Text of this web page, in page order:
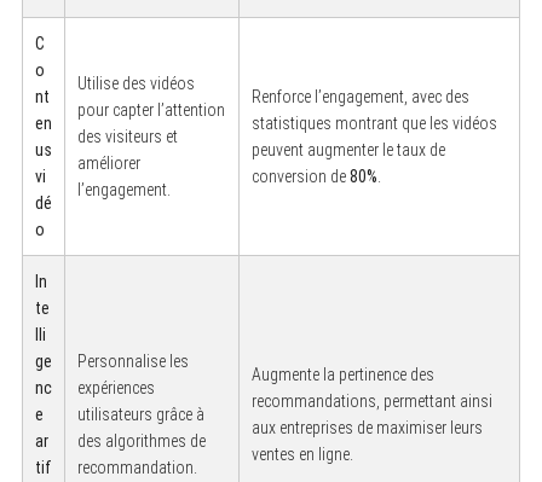
C
o
nt
en
us
vi
dé
o
Utilise des vidéos
pour capter l’attention
des visiteurs et
améliorer
l’engagement.
Renforce l’engagement, avec des
statistiques montrant que les vidéos
peuvent augmenter le taux de
conversion de80%
In
te
lli
ge
nc
e
ar
tif
Personnalise les
expériences
utilisateurs grâce à
des algorithmes de
recommandation.
Augmente la pertinence des
recommandations, permettant ainsi
aux entreprises de maximiser leurs
ventes en ligne.